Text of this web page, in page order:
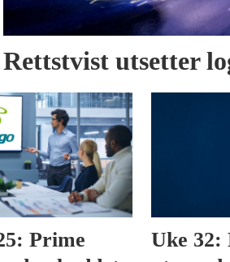
Rettstvist utsetter
Prime
Uke 32: